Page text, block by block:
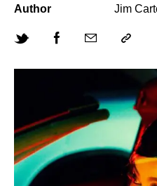
Author Jim